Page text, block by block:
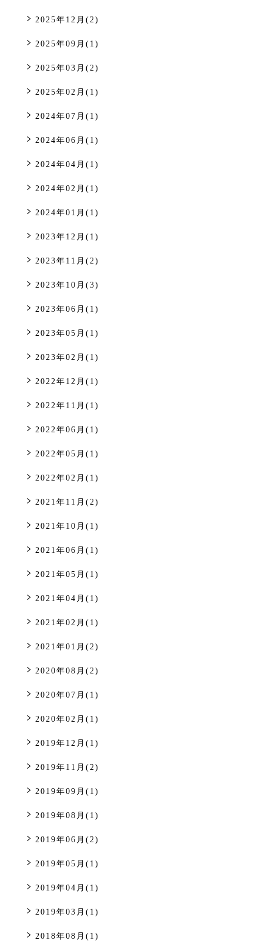
2025年12月(2)
2025年09月(1)
2025年03月(2)
2025年02月(1)
2024年07月(1)
2024年06月(1)
2024年04月(1)
2024年02月(1)
2024年01月(1)
2023年12月(1)
2023年11月(2)
2023年10月(3)
2023年06月(1)
2023年05月(1)
2023年02月(1)
2022年12月(1)
2022年11月(1)
2022年06月(1)
2022年05月(1)
2022年02月(1)
2021年11月(2)
2021年10月(1)
2021年06月(1)
2021年05月(1)
2021年04月(1)
2021年02月(1)
2021年01月(2)
2020年08月(2)
2020年07月(1)
2020年02月(1)
2019年12月(1)
2019年11月(2)
2019年09月(1)
2019年08月(1)
2019年06月(2)
2019年05月(1)
2019年04月(1)
2019年03月(1)
2018年08月(1)